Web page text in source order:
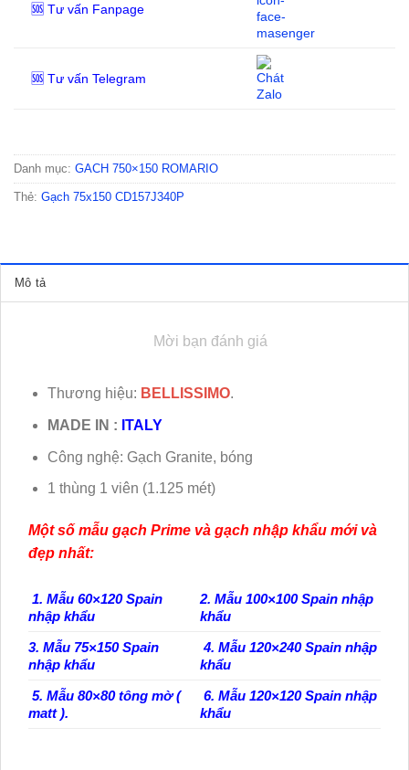
🆘 Tư vấn Fanpage
🆘 Tư vấn Telegram
Danh mục: GACH 750×150 ROMARIO
Thẻ: Gạch 75x150 CD157J340P
Mô tả
Mời bạn đánh giá
Thương hiệu: BELLISSIMO.
MADE IN : ITALY
Công nghệ: Gạch Granite, bóng
1 thùng 1 viên (1.125 mét)
Một số mẫu gạch Prime và gạch nhập khẩu mới và
đẹp nhất:
1. Mẫu 60×120 Spain
nhập khẩu
2. Mẫu 100×100 Spain nhập
khẩu
3. Mẫu 75×150 Spain
nhập khẩu
4. Mẫu 120×240 Spain nhập
khẩu
5. Mẫu 80×80 tông mờ (
matt ).
6. Mẫu 120×120 Spain nhập
khẩu